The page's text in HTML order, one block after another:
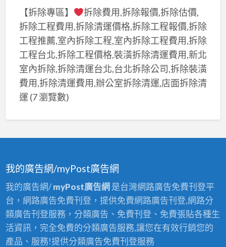
【拆除專區】
拆除費用,拆除報價,拆除估價,
拆除工程費用,拆除清運價格,拆除工程報價,拆除
工程推薦,室內拆除工程,室內拆除工程費用,拆除
工程台北,拆除工程價格,裝潢拆除清運費用,新北
室內拆除,拆除清運台北,台北拆除公司,拆除裝潢
費用,拆除清運費用,辦公室拆除清運,店面拆除清
運 (7 瀏覽數)
我的廣告網/myPost廣告網
我的廣告網/myPost廣告網是台灣網路廣告免費刊登平
台，網路廣告免費刊登，提供免費網路廣告刊登,網路分
類廣告刊登服務，分類廣告、免費刊登、免費張貼各種生
活資訊，完全免費的分類廣告服務,讓您在有效行銷您的
產品、服務!提供分類廣告免費刊登服務